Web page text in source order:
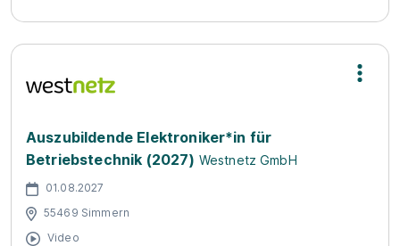
Auszubildende Elektroniker*in für
Betriebstechnik (2027) Westnetz GmbH
01.08.2027
55469 Simmern
Video